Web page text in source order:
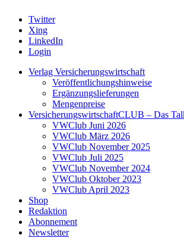
Twitter
Xing
LinkedIn
Login
Verlag Versicherungswirtschaft
Veröffentlichungshinweise
Ergänzungslieferungen
Mengenpreise
VersicherungswirtschaftCLUB – Das
VWClub Juni 2026
VWClub März 2026
VWClub November 2025
VWClub Juli 2025
VWClub November 2024
VWClub Oktober 2023
VWClub April 2023
Shop
Redaktion
Abonnement
Newsletter